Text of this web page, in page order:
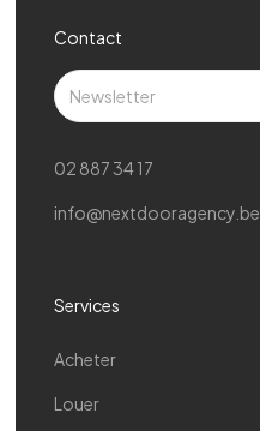
Services
Acheter
Louer
Contact
02 887 34 17
info@nextdooragency.be